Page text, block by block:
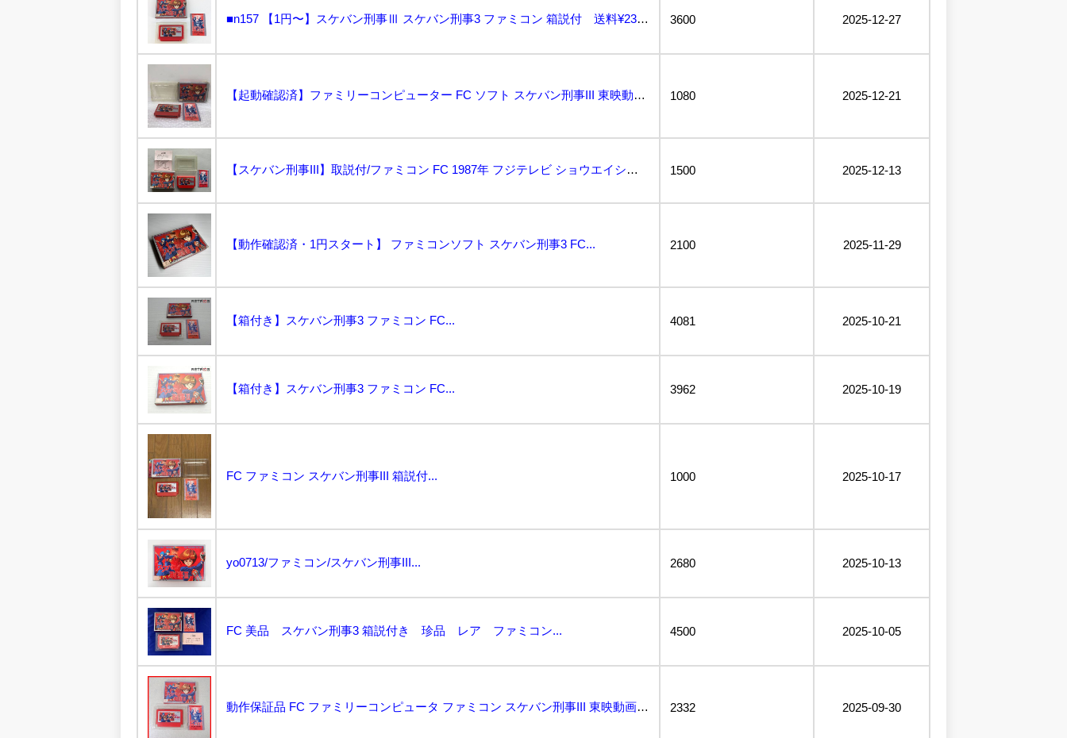
■n157 【1円〜】スケバン刑事Ⅲ スケバン刑事3 ファミコン 箱説付 送料¥230... 3600 2025-12-27
【起動確認済】ファミリーコンピューター FC ソフト スケバン刑事III 東映動画 箱あり ファミコ... 1080 2025-12-21
【スケバン刑事III】取説付/ファミコン FC 1987年 フジテレビ ショウエイシステム 動作確認... 1500 2025-12-13
【動作確認済・1円スタート】 ファミコンソフト スケバン刑事3 FC... 2100 2025-11-29
【箱付き】スケバン刑事3 ファミコン FC... 4081 2025-10-21
【箱付き】スケバン刑事3 ファミコン FC... 3962 2025-10-19
FC ファミコン スケバン刑事III 箱説付... 1000 2025-10-17
yo0713/ファミコン/スケバン刑事III... 2680 2025-10-13
FC 美品 スケバン刑事3 箱説付き 珍品 レア ファミコン... 4500 2025-10-05
動作保証品 FC ファミリーコンピュータ ファミコン スケバン刑事III 東映動画 Toei Ani... 2332 2025-09-30